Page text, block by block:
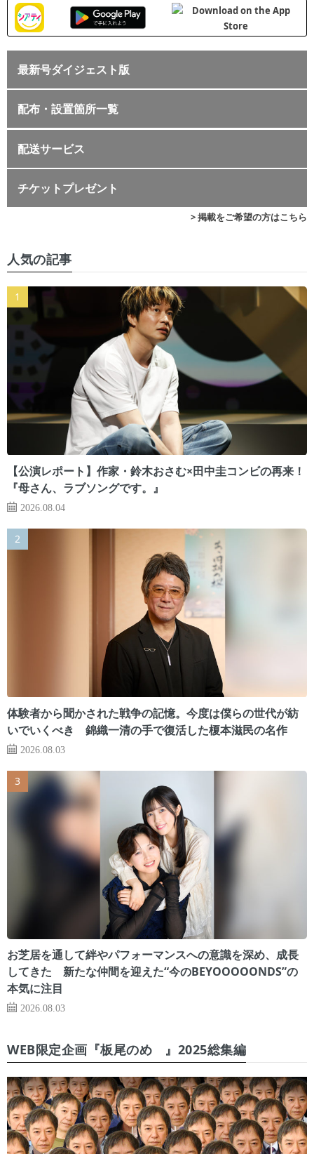
最新号ダイジェスト版
配布・設置箇所一覧
配送サービス
チケットプレゼント
> 掲載をご希望の方はこちら
人気の記事
【公演レポート】作家・鈴木おさむ×田中圭コンビの再来！
『母さん、ラブソングです。』
2026.08.04
体験者から聞かされた戦争の記憶。今度は僕らの世代が紡
いでいくべき 錦織一清の手で復活した榎本滋民の名作
2026.08.03
お芝居を通して絆やパフォーマンスへの意識を深め、成長
してきた 新たな仲間を迎えた“今のBEYOOOOONDS”の
本気に注目
2026.08.03
WEB限定企画『板尾のめ゙』2025総集編